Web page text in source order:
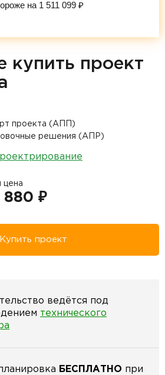
на 1 511 099 ₽
купить проект
проекта (АПП)
решения (АПР)
цена
880 ₽
Купить проект
ведётся под
технического
БЕСПЛАТНО при